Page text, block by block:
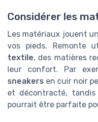
Considérer les
Les matériaux jouent
vos pieds. Remonte
textile, des matières
leur confort. Par
sneakers en cuir noir
et décontracté,
pourrait être parfaite